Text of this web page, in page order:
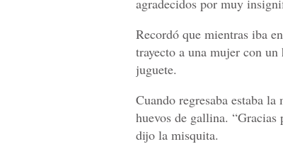
agradecidos por muy
Recordó que mientras iba
trayecto a una mujer con
juguete.
Cuando regresaba estaba
huevos de gallina.
dijo la misquita.